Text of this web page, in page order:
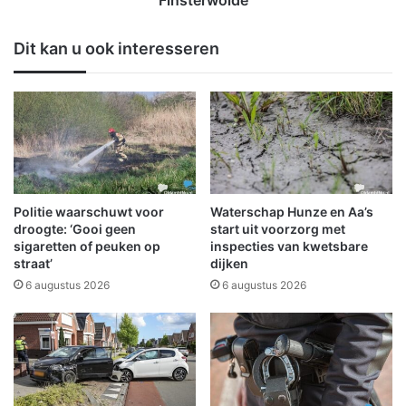
a
t
s
k
o
m
t
i
n
W
i
n
s
h
o
t
e
n
a
a
m
b
e
t
r
e
f
t
v
e
r
i
s
t
e
m
Dit kan u ook interesseren
Politie waarschuwt voor
droogte: ‘Gooi geen
sigaretten of peuken op
straat’
6 augustus 2026
Waterschap Hunze en Aa’s
start uit voorzorg met
inspecties van kwetsbare
dijken
6 augustus 2026